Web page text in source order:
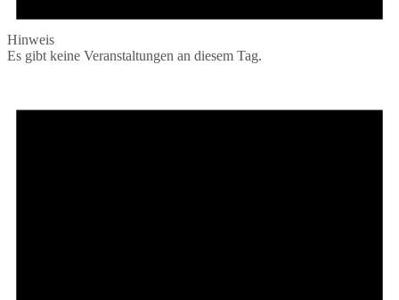
Hinweis
Es gibt keine Veranstaltungen an diesem Tag.